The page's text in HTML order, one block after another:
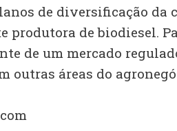
de diversificação da
produtora de biodiesel.
de um mercado
outras áreas do